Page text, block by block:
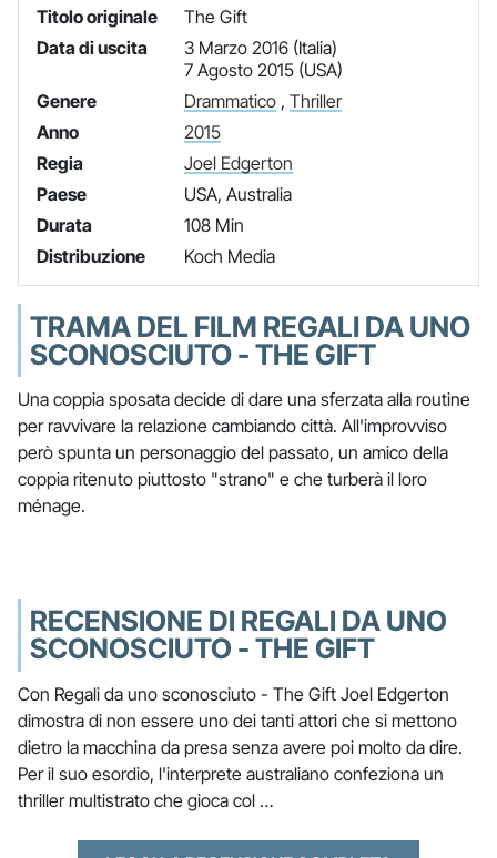
Titolo originale
The Gift
Data di uscita
3 Marzo 2016 (Italia)
7 Agosto 2015 (USA)
Genere
Drammatico, Thriller
Anno
2015
Regia
Joel Edgerton
Paese
USA, Australia
Durata
108 Min
Distribuzione
Koch Media
TRAMA DEL FILM REGALI DA UNO
SCONOSCIUTO - THE GIFT
Una coppia sposata decide di dare una sferzata alla routine
per ravvivare la relazione cambiando città. All'improvviso
però spunta un personaggio del passato, un amico della
coppia ritenuto piuttosto "strano" e che turberà il loro
ménage.
RECENSIONE DI REGALI DA UNO
SCONOSCIUTO - THE GIFT
Con Regali da uno sconosciuto - The Gift Joel Edgerton
dimostra di non essere uno dei tanti attori che si mettono
dietro la macchina da presa senza avere poi molto da dire.
Per il suo esordio, l'interprete australiano confeziona un
thriller multistrato che gioca col …